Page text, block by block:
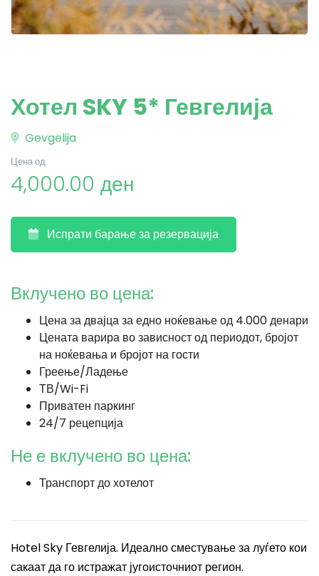
Хотел SKY 5* Гевгелија
Gevgelija
Цена од:
4,000.00 ден
Испрати барање за резервација
Вклучено во цена:
Цена за двајца за едно ноќевање од 4.000 денари
Цената варира во зависност од периодот, бројот
на ноќевања и бројот на гости
Греење/Ладење
ТВ/Wi-Fi
Приватен паркинг
24/7 рецепција
Не е вклучено во цена:
Транспорт до хотелот
Hotel Sky Гевгелија. Идеално сместување за луѓето кои
сакаат да го истражат југоисточниот регион.